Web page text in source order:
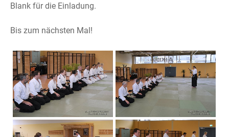
Blank für die Einladung.
Bis zum nächsten Mal!